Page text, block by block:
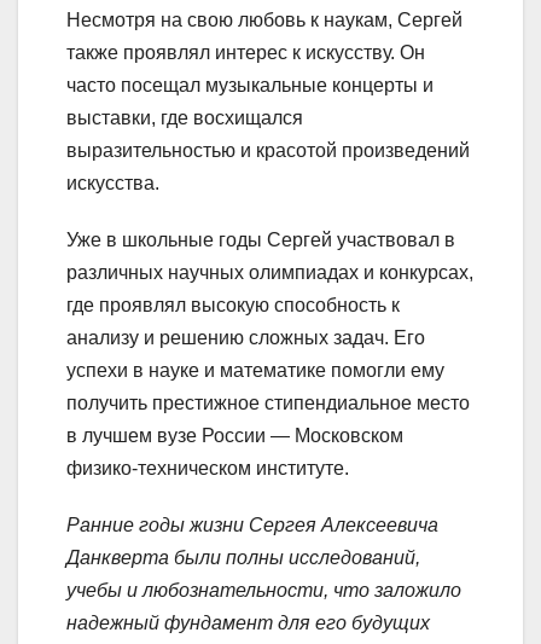
Несмотря на свою любовь к наукам, Сергей
также проявлял интерес к искусству. Он
часто посещал музыкальные концерты и
выставки, где восхищался
выразительностью и красотой произведений
искусства.
Уже в школьные годы Сергей участвовал в
различных научных олимпиадах и конкурсах,
где проявлял высокую способность к
анализу и решению сложных задач. Его
успехи в науке и математике помогли ему
получить престижное стипендиальное место
в лучшем вузе России — Московском
физико-техническом институте.
Ранние годы жизни Сергея Алексеевича
Данкверта были полны исследований,
учебы и любознательности, что заложило
надежный фундамент для его будущих